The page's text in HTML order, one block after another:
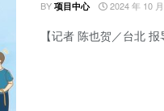
BY 项目中心 2024 年 10
【记者 陈也贺／台北